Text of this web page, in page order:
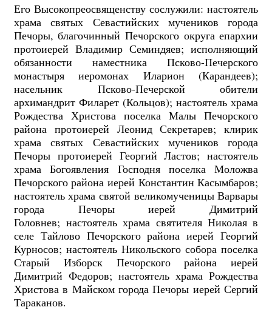
Его Высокопреосвященству сослужили: настоятель
храма святых Севастийских мучеников города
Печоры, благочинный Печорского округа епархии
протоиерей Владимир Семиндяев; исполняющий
обязанности наместника Псково-Печерского
монастыря иеромонах Иларион (Карандеев);
насельник Псково-Печерской обители
архимандрит Филарет (Кольцов); настоятель храма
Рождества Христова поселка Малы Печорского
района протоиерей Леонид Секретарев; клирик
храма святых Севастийских мучеников города
Печоры протоиерей Георгий Ластов; настоятель
храма Богоявления Господня поселка Моложва
Печорского района иерей Константин Касымбаров;
настоятель храма святой великомученицы Варвары
города Печоры иерей Димитрий
Головнев; настоятель храма святителя Николая в
селе Тайлово Печорского района иерей Георгий
Курносов; настоятель Никольского собора поселка
Старый Изборск Печорского района иерей
Димитрий Федоров; настоятель храма Рождества
Христова в Майском города Печоры иерей Сергий
Тараканов.